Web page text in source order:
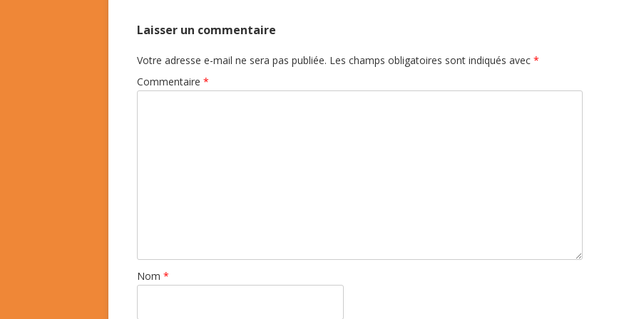
Laisser un commentaire
Votre adresse e-mail ne sera pas publiée. Les champs obligatoires sont indiqués avec *
Commentaire *
Nom *